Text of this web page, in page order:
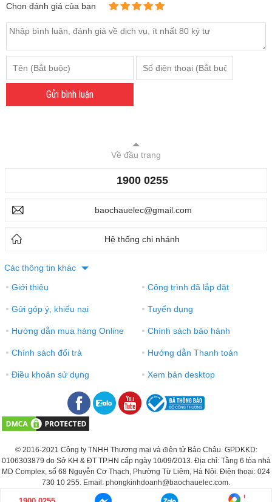
Chọn đánh giá của bạn
Gửi bình luận
Về đầu trang
1900 0255
baochauelec@gmail.com
Hệ thống chi nhánh
Các thông tin khác
● Giới thiệu ● Công trình đã lắp đặt
● Gửi góp ý, khiếu nại ● Tuyển dụng
● Hướng dẫn mua hàng Online ● Chính sách bảo hành
● Chính sách đổi trả ● Hướng dẫn Thanh toán
● Điều khoản sử dụng ● Xem bản desktop
© 2016-2021 Công ty TNHH Thương mại và điện tử Bảo Châu. GPDKKD:
0106303879 do Sở KH & ĐT TP.HN cấp ngày 10/09/2013. Địa chỉ: Tầng 6 tòa nhà
MD Complex, số 68 Nguyễn Cơ Thạch, Phường Từ Liêm, Hà Nội. Điện thoại: 024
730 10 255. Email: phongkinhdoanh@baochauelec.com.